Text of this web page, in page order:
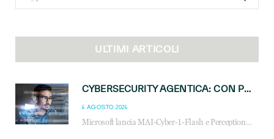
for:
ULTIMI ARTICOLI
CYBERSECURITY AGENTICA: CON PERCEPTION E MAI-CYBER-1-FLASH MICROSOFT APRE NUOVI SERVIZI PER IL CANALE
6 AGOSTO 2026
Microsoft lancia MAI-Cyber-1-Flash e Perception: cybersecurity agentica in preview dal 3 novembre. Cosa cambia per MSP, system integrator e reseller.